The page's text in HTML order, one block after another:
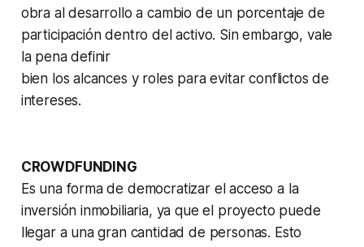
obra al desarrollo a cambio de un porcentaje de
participación dentro del activo. Sin embargo, vale
la pena definir
bien los alcances y roles para evitar conflictos de
intereses.
CROWDFUNDING
Es una forma de democratizar el acceso a la
inversión inmobiliaria, ya que el proyecto puede
llegar a una gran cantidad de personas. Esto